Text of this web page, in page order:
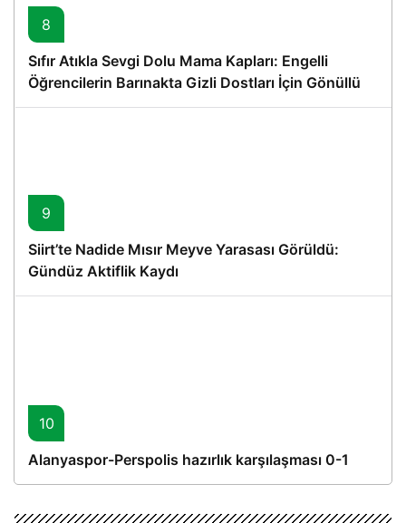
8
Sıfır Atıkla Sevgi Dolu Mama Kapları: Engelli
Öğrencilerin Barınakta Gizli Dostları İçin Gönüllü
Proje
9
Siirt’te Nadide Mısır Meyve Yarasası Görüldü:
Gündüz Aktiflik Kaydı
10
Alanyaspor-Perspolis hazırlık karşılaşması 0-1